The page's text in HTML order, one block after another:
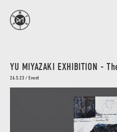
YU MIYAZAKI EXHIBITION -
26.5.23 / Event